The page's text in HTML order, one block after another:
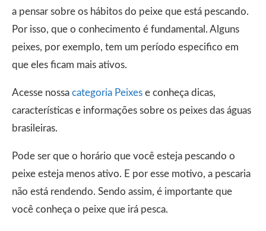
a pensar sobre os hábitos do peixe que está pescando.
Por isso, que o conhecimento é fundamental. Alguns
peixes, por exemplo, tem um período especifico em
que eles ficam mais ativos.
Acesse nossa categoria Peixes e conheça dicas,
características e informações sobre os peixes das águas
brasileiras.
Pode ser que o horário que você esteja pescando o
peixe esteja menos ativo. E por esse motivo, a pescaria
não está rendendo. Sendo assim, é importante que
você conheça o peixe que irá pesca.